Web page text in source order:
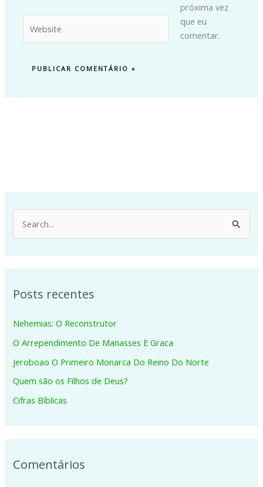
próxima vez
que eu
comentar.
u
s
a
r
p
o
Posts recentes
Nehemias: O Reconstrutor
O Arrependimento De Manasses E Graca
Jeroboao O Primeiro Monarca Do Reino Do Norte
Quem são os Filhos de Deus?
Cifras Bíblicas
Comentários